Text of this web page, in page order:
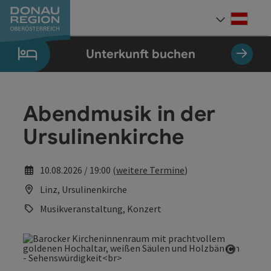
Zum Inhalt
Zur Navigation
Zum Seitenanfang
Zur Kontaktseite
Zum Impressum
Zur Startseite
Unterkunft buchen
Abendmusik in der
Ursulinenkirche
10.08.2026 / 19:00 (weitere Termine)
Linz, Ursulinenkirche
Musikveranstaltung, Konzert